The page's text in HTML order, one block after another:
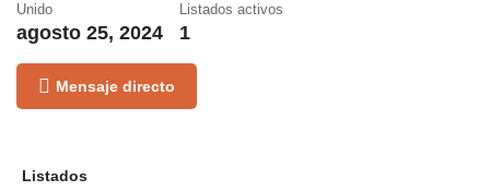
Unido
agosto 25, 2024
Listados activos
1
Mensaje directo
Listados